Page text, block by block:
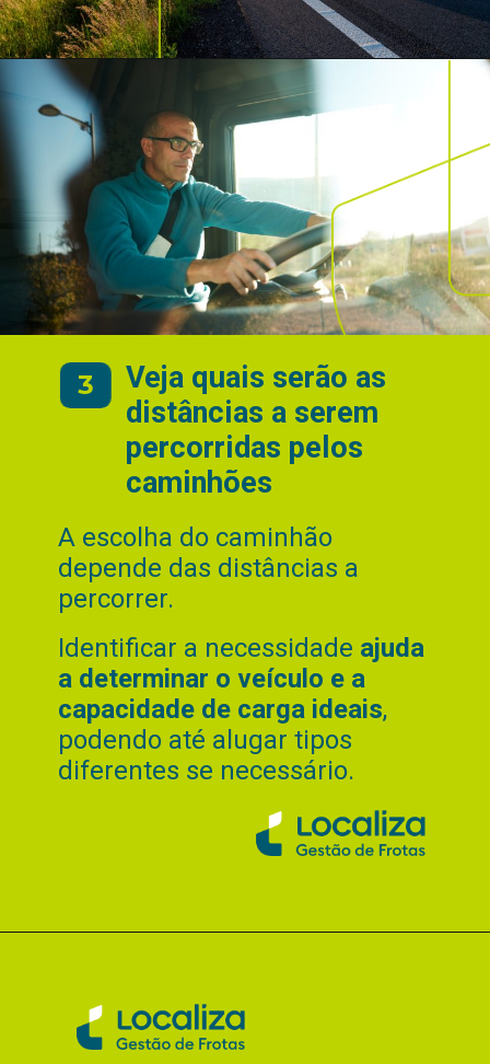
A escolha do caminhão
depende das distâncias a
percorrer.
Veja quais serão as
distâncias a serem
percorridas pelos
caminhões
3
Identificar a necessidade ajuda
a determinar o veículo e a
capacidade de carga ideais,
podendo até alugar tipos
diferentes se necessário.